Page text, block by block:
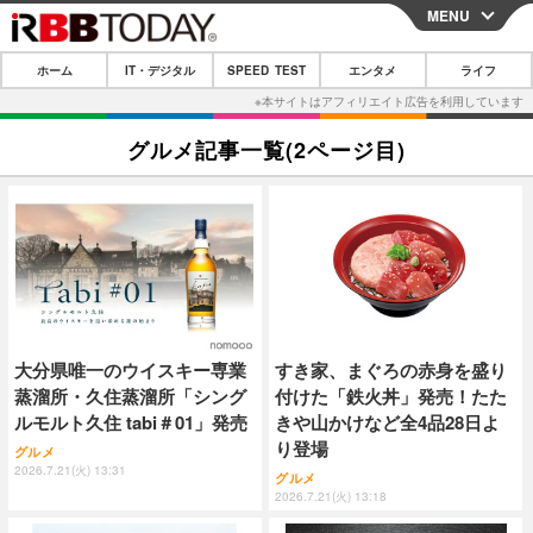
CLOSE
ホーム
IT・デジタルTOP スマートフォン
ネタ ガジェット・ツール
ショッピング その他
SPEED TEST
エンタメ
エンタメTOP 映画・ドラマ
韓流・K-POP
音楽 スポーツ
グラビア ブログ
ショッピング
ライフ
ライフTOP
ペット ショッピング
その他
プッシュ通知の停止方法
MENU
ホーム IT・デジタル SPEED TEST エンタメ ライフ
グルメ記事一覧(2ページ目)
大分県唯一のウイスキー専業
蒸溜所・久住蒸溜所「シング
ルモルト久住 tabi＃01」発売
グルメ
2026.7.21(火) 13:31
すき家、まぐろの赤身を盛り
付けた「鉄火丼」発売！たた
きや山かけなど全4品28日よ
り登場
グルメ
2026.7.21(火) 13:18